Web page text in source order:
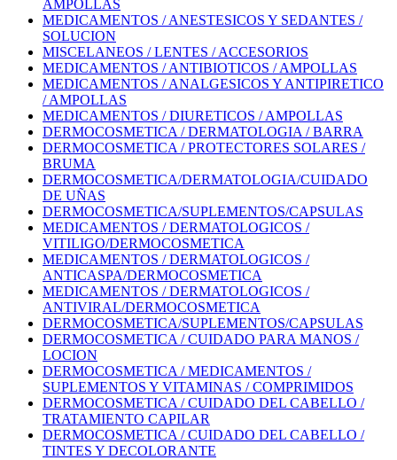
AMPOLLAS
MEDICAMENTOS / ANESTESICOS Y SEDANTES /
SOLUCION
MISCELANEOS / LENTES / ACCESORIOS
MEDICAMENTOS / ANTIBIOTICOS / AMPOLLAS
MEDICAMENTOS / ANALGESICOS Y ANTIPIRETICO
/ AMPOLLAS
MEDICAMENTOS / DIURETICOS / AMPOLLAS
DERMOCOSMETICA / DERMATOLOGIA / BARRA
DERMOCOSMETICA / PROTECTORES SOLARES /
BRUMA
DERMOCOSMETICA/DERMATOLOGIA/CUIDADO
DE UÑAS
DERMOCOSMETICA/SUPLEMENTOS/CAPSULAS
MEDICAMENTOS / DERMATOLOGICOS /
VITILIGO/DERMOCOSMETICA
MEDICAMENTOS / DERMATOLOGICOS /
ANTICASPA/DERMOCOSMETICA
MEDICAMENTOS / DERMATOLOGICOS /
ANTIVIRAL/DERMOCOSMETICA
DERMOCOSMETICA/SUPLEMENTOS/CAPSULAS
DERMOCOSMETICA / CUIDADO PARA MANOS /
LOCION
DERMOCOSMETICA / MEDICAMENTOS /
SUPLEMENTOS Y VITAMINAS / COMPRIMIDOS
DERMOCOSMETICA / CUIDADO DEL CABELLO /
TRATAMIENTO CAPILAR
DERMOCOSMETICA / CUIDADO DEL CABELLO /
TINTES Y DECOLORANTE